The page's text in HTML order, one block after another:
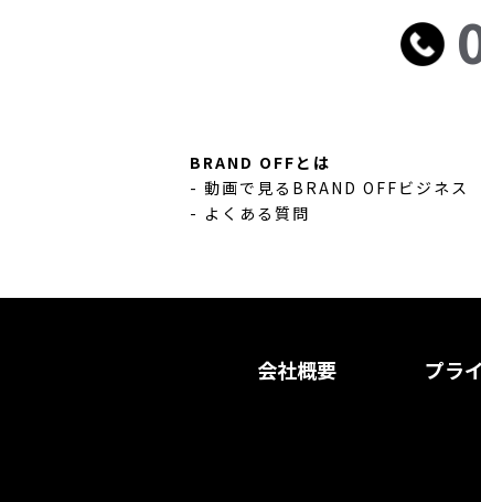
BRAND OFFとは
- 動画で見るBRAND OFFビジネス
- よくある質問
会社概要 プラ